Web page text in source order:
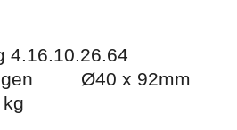
4.16.10.26.64
Ø40 x 92mm